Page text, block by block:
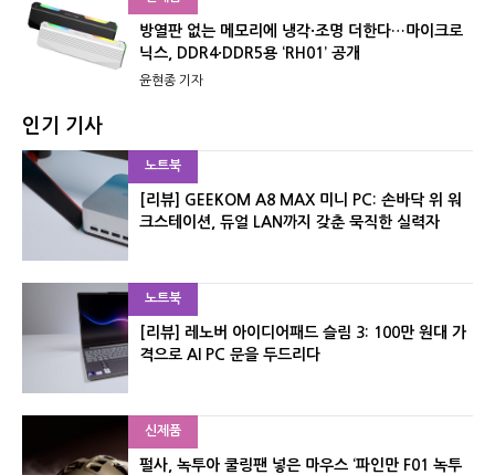
방열판 없는 메모리에 냉각·조명 더한다…마이크로
닉스, DDR4·DDR5용 ‘RH01’ 공개
윤현종 기자
인기 기사
노트북
[리뷰] GEEKOM A8 MAX 미니 PC: 손바닥 위 워
크스테이션, 듀얼 LAN까지 갖춘 묵직한 실력자
노트북
[리뷰] 레노버 아이디어패드 슬림 3: 100만 원대 가
격으로 AI PC 문을 두드리다
신제품
펄사, 녹투아 쿨링팬 넣은 마우스 ‘파인만 F01 녹투